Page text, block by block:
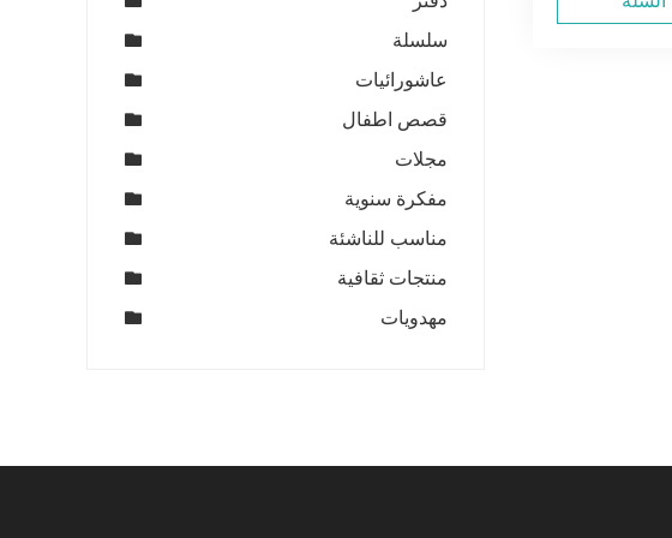
30.00$.
سلسلة
عاشورائيات
قصص اطفال
مجلات
مفكرة سنوية
مناسب للناشئة
منتجات ثقافية
مهدويات